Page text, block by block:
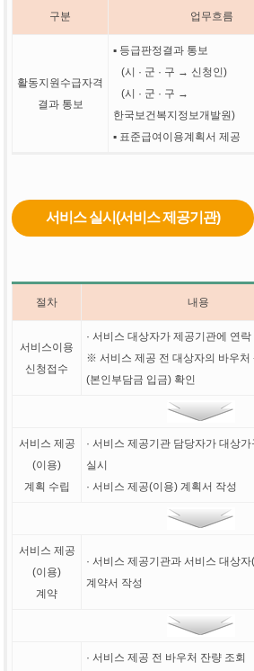
구분 업무흐름
활동지원수급자격
결과 통보
▪ 등급판정결과 통보
(시 · 군 · 구 → 신청인)
(시 · 군 · 구 →
한국보건복지정보개발원)
▪ 표준급여이용계획서 제공
서비스 실시(서비스 제공기관)
절차 내용
서비스이용
신청접수
· 서비스 대상자가 제공기관에 연락
※ 서비스 제공 전 대상자의 바우처
(본인부담금 입금) 확인
서비스 제공
(이용)
계획 수립
· 서비스 제공기관 담당자가 대상
실시
· 서비스 제공(이용) 계획서 작성
서비스 제공
(이용)
계약
· 서비스 제공기관과 서비스 대상
계약서 작성
· 서비스 제공 전 바우처 잔량 조회